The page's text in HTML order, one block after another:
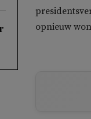
opnieuw